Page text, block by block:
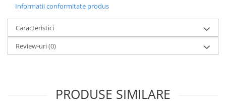
Informatii conformitate produs
Caracteristici
Review-uri(0)
PRODUSE SIMILARE